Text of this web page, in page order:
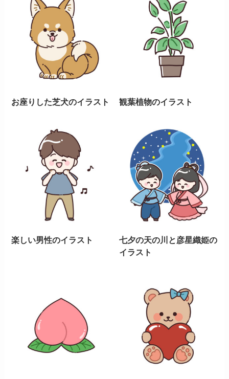
お座りした芝犬のイラスト 観葉植物のイラスト
楽しい男性のイラスト
七夕の天の川と彦星織姫の
イラスト